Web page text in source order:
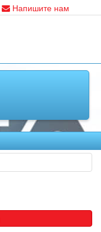
Напишите нам